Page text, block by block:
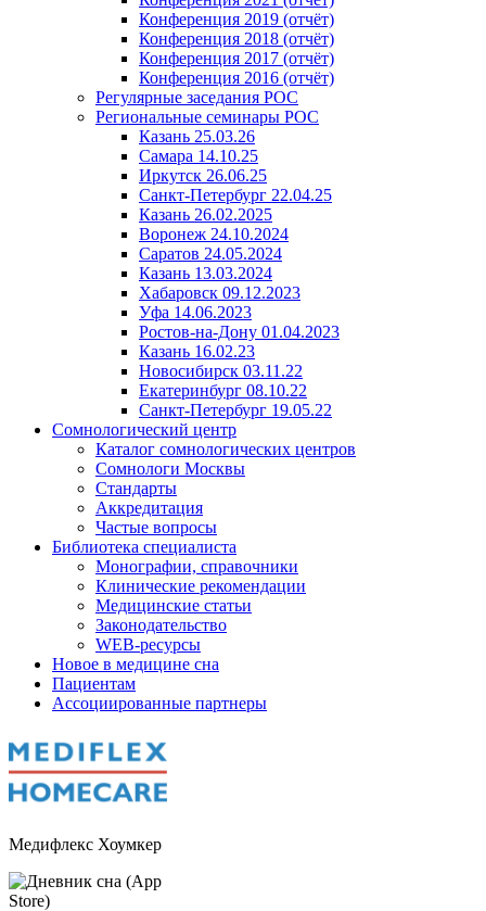
Конференция 2019 (отчёт)
Конференция 2018 (отчёт)
Конференция 2017 (отчёт)
Конференция 2016 (отчёт)
Регулярные заседания РОС
Региональные семинары РОС
Казань 25.03.26
Самара 14.10.25
Иркутск 26.06.25
Санкт-Петербург 22.04.25
Казань 26.02.2025
Воронеж 24.10.2024
Саратов 24.05.2024
Казань 13.03.2024
Хабаровск 09.12.2023
Уфа 14.06.2023
Ростов-на-Дону 01.04.2023
Казань 16.02.23
Новосибирск 03.11.22
Екатеринбург 08.10.22
Санкт-Петербург 19.05.22
Сомнологический центр
Каталог сомнологических центров
Сомнологи Москвы
Стандарты
Аккредитация
Частые вопросы
Библиотека специалиста
Монографии, справочники
Клинические рекомендации
Медицинские статьи
Законодательство
WEB-ресурсы
Новое в медицине сна
Пациентам
Ассоциированные партнеры
Медифлекс Хоумкер